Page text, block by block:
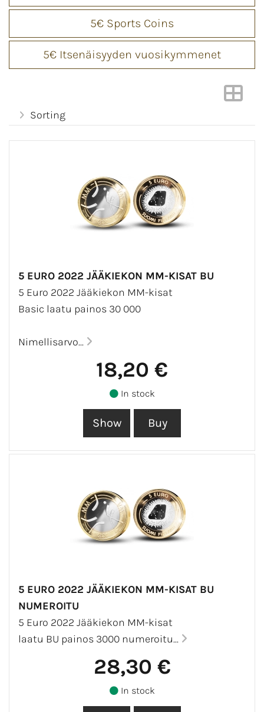
5€ Sports Coins
5€ Itsenäisyyden vuosikymmenet
Sorting
5 EURO 2022 JÄÄKIEKON MM-KISAT BU
5 Euro 2022 Jääkiekon MM-kisat
Basic laatu painos 30 000
Nimellisarvo...
18,20 €
In stock
5 EURO 2022 JÄÄKIEKON MM-KISAT BU
NUMEROITU
5 Euro 2022 Jääkiekon MM-kisat
laatu BU painos 3000 numeroitu...
28,30 €
In stock